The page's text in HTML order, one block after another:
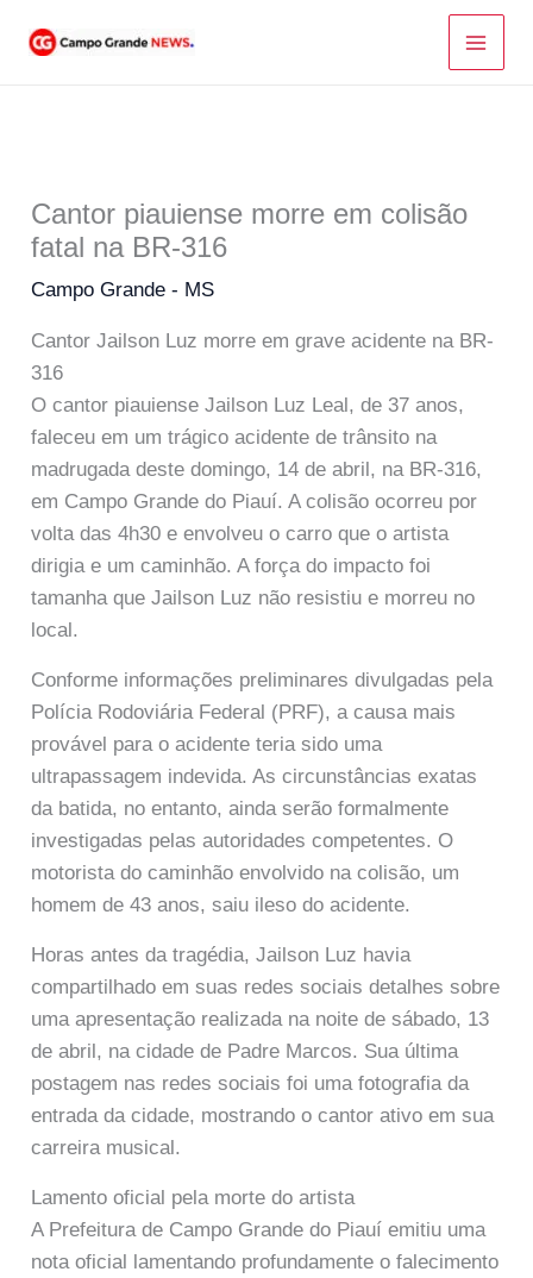
para
Cantor piauiense morre em colisão
fatal na BR-316
Campo Grande - MS
Cantor Jailson Luz morre em grave acidente na BR-
316
O cantor piauiense Jailson Luz Leal, de 37 anos,
faleceu em um trágico acidente de trânsito na
madrugada deste domingo, 14 de abril, na BR-316,
em Campo Grande do Piauí. A colisão ocorreu por
volta das 4h30 e envolveu o carro que o artista
dirigia e um caminhão. A força do impacto foi
tamanha que Jailson Luz não resistiu e morreu no
local.
Conforme informações preliminares divulgadas pela
Polícia Rodoviária Federal (PRF), a causa mais
provável para o acidente teria sido uma
ultrapassagem indevida. As circunstâncias exatas
da batida, no entanto, ainda serão formalmente
investigadas pelas autoridades competentes. O
motorista do caminhão envolvido na colisão, um
homem de 43 anos, saiu ileso do acidente.
Horas antes da tragédia, Jailson Luz havia
compartilhado em suas redes sociais detalhes sobre
uma apresentação realizada na noite de sábado, 13
de abril, na cidade de Padre Marcos. Sua última
postagem nas redes sociais foi uma fotografia da
entrada da cidade, mostrando o cantor ativo em sua
carreira musical.
Lamento oficial pela morte do artista
A Prefeitura de Campo Grande do Piauí emitiu uma
nota oficial lamentando profundamente o falecimento